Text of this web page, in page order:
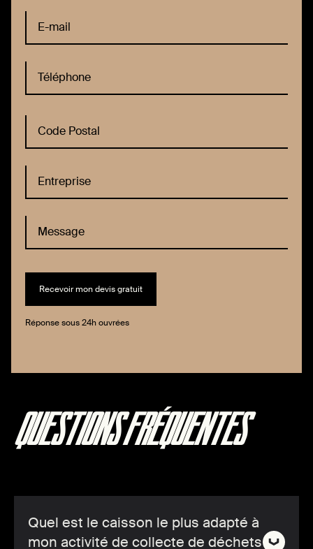
Réponse sous 24h ouvrées
QUESTIONS FRÉQUENTES
Quel est le caisson le plus adapté à
mon activité de collecte de déchets